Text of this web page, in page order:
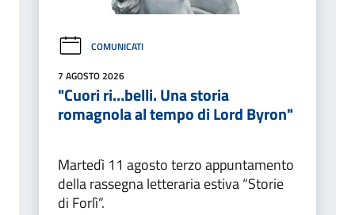
COMUNICATI
7 AGOSTO 2026
"Cuori ri…belli. Una storia
romagnola al tempo di Lord Byron"
Martedì 11 agosto terzo appuntamento
della rassegna letteraria estiva “Storie
di Forlì”.